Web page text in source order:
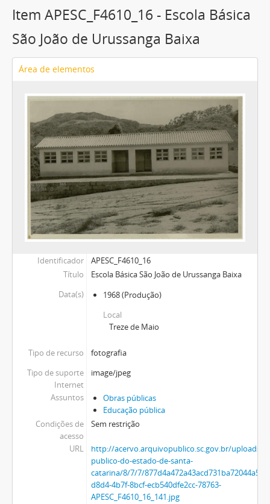
Item APESC_F4610_16 - Escola Básica
São João de Urussanga Baixa
Área de elementos
Identificador
APESC_F4610_16
Título
Escola Básica São João de Urussanga Baixa
Data(s)
1968(Produção)
Local
Treze de Maio
Tipo de recurso
fotografia
Tipo de suporte
Internet
image/jpeg
Assuntos
Obras públicas
Educação pública
Condições de
acesso
Sem restrição
URL
http://acervo.arquivopublico.sc.gov.br/uploads/
publico-do-estado-de-santa-
catarina/8/7/7/
d8d4-4b7f-8bcf-ecb540dfe2cc-78763-
APESC_F4610_16_141.jpg